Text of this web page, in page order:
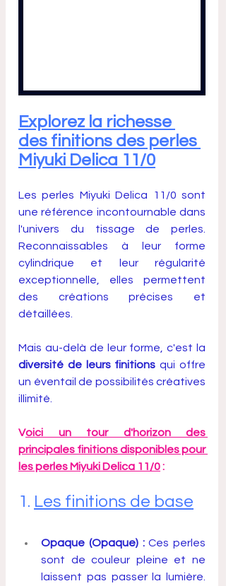
Explorez la richesse
des finitions des perles
Miyuki Delica 11/0
Les perles Miyuki Delica 11/0 sont
une référence incontournable dans
l'univers du tissage de perles.
Reconnaissables à leur forme
cylindrique et leur régularité
exceptionnelle, elles permettent
des créations précises et
détaillées.
diversité de leurs finitions qui offre
un éventail de possibilités créatives
illimité.
Voici un tour d'horizon des
principales finitions disponibles pour
les perles Miyuki Delica 11/0 :
1. Les finitions de base
Opaque (Opaque) : Ces perles
sont de couleur pleine et ne
laissent pas passer la lumière.